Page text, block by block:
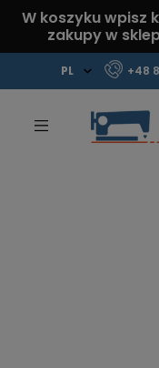
W koszyku wpisz
zakupy w
+48